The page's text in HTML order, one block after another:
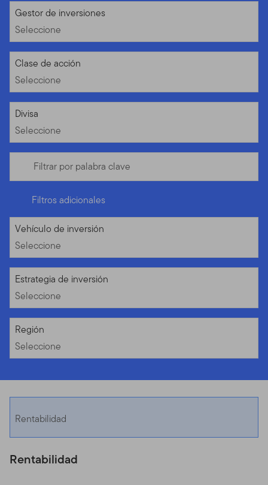
Seleccione
Gestor de inversiones
Seleccione
Seleccione
Clase de acción
Seleccione
Seleccione
Divisa
Seleccione
Filtrar por palabra clave
Filtros adicionales
Seleccione
Vehículo de inversión
Seleccione
Seleccione
Estrategia de inversión
Seleccione
Seleccione
Región
Seleccione
Rentabilidad
Rentabilidad